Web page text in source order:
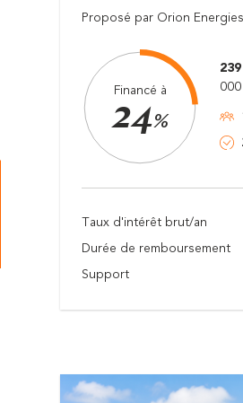
Proposé par Orion Energies
Financé à
24%
000
Taux d'intérêt brut/an
Durée de remboursement
Support